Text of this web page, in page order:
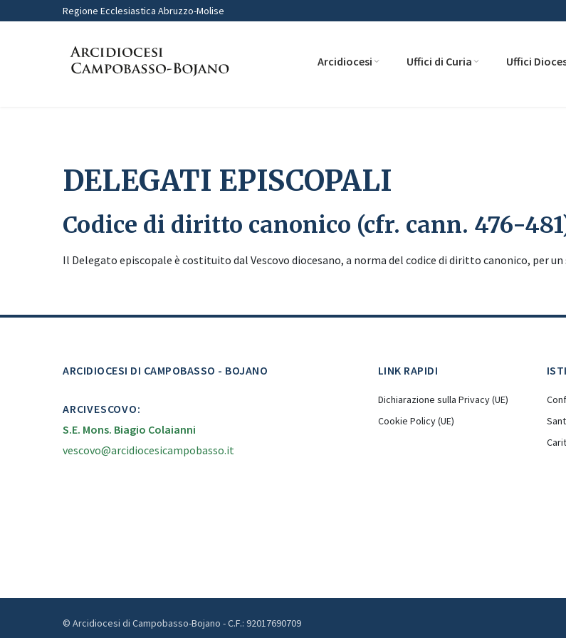
Regione Ecclesiastica Abruzzo-Molise
Arcidiocesi Uffici di Curia Uffici
DELEGATI EPISCOPALI
Codice di diritto canonico (cfr. cann. 476-
Il Delegato episcopale è costituito dal Vescovo diocesano, a norma del codice di diritto canonico, per
ARCIDIOCESI DI CAMPOBASSO - BOJANO
ARCIVESCOVO:
S.E. Mons. Biagio Colaianni
vescovo@arcidiocesicampobasso.it
LINK RAPIDI
Dichiarazione sulla Privacy (UE)
Cookie Policy (UE)
© Arcidiocesi di Campobasso-Bojano - C.F.: 92017690709